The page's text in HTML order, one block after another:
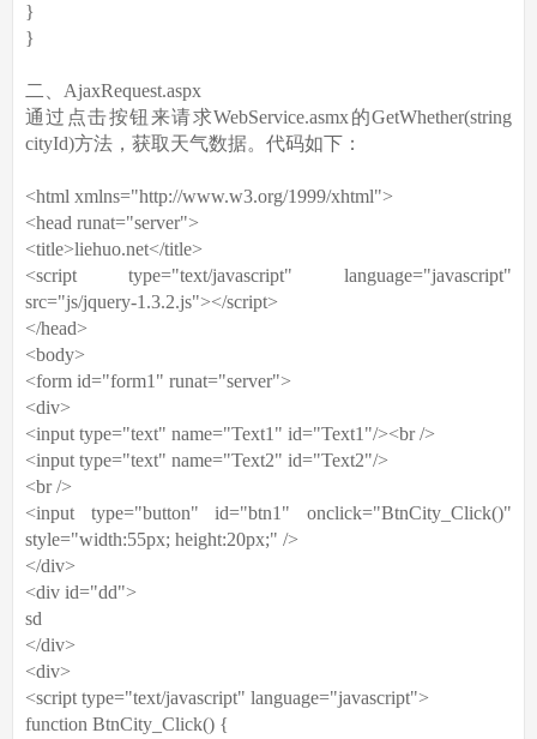
}
}
二、AjaxRequest.aspx
通过点击按钮来请求WebService.asmx的GetWhether(string
cityId)方法，获取天气数据。代码如下：
<html xmlns="http://www.w3.org/1999/xhtml">
<head runat="server">
<title>liehuo.net</title>
<script type="text/javascript" language="javascript"
src="js/jquery-1.3.2.js"></script>
</head>
<body>
<form id="form1" runat="server">
<div>
<input type="text" name="Text1" id="Text1"/><br />
<input type="text" name="Text2" id="Text2"/>
<br />
<input type="button" id="btn1" onclick="BtnCity_Click()"
style="width:55px; height:20px;" />
</div>
<div id="dd">
sd
</div>
<div>
<script type="text/javascript" language="javascript">
function BtnCity_Click() {